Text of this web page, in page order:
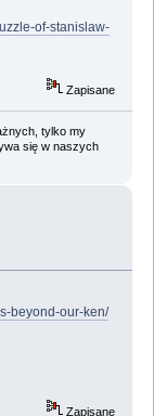
of-stanislaw-
Zapisane
tylko my
się w naszych
beyond-our-ken/
Zapisane